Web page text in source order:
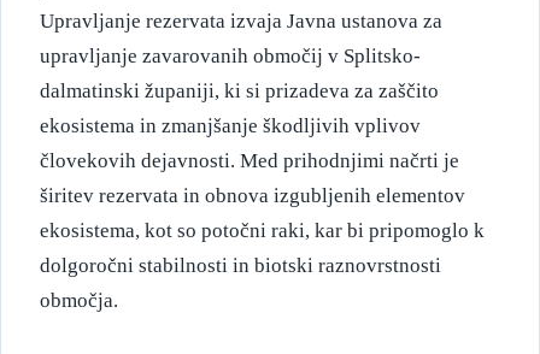
Upravljanje rezervata izvaja Javna ustanova za
upravljanje zavarovanih območij v Splitsko-
dalmatinski županiji, ki si prizadeva za zaščito
ekosistema in zmanjšanje škodljivih vplivov
človekovih dejavnosti. Med prihodnjimi načrti je
širitev rezervata in obnova izgubljenih elementov
ekosistema, kot so potočni raki, kar bi pripomoglo k
dolgoročni stabilnosti in biotski raznovrstnosti
območja.